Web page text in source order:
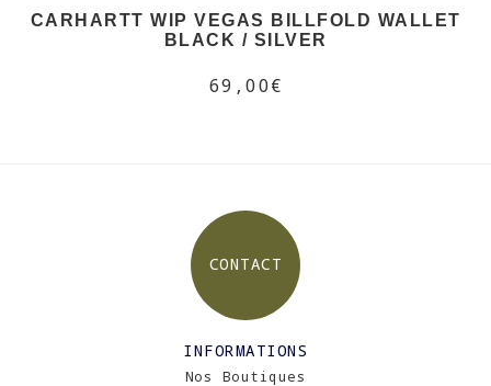
CARHARTT WIP VEGAS BILLFOLD WALLET
BLACK / SILVER
69,00€
CONTACT
INFORMATIONS
Nos Boutiques